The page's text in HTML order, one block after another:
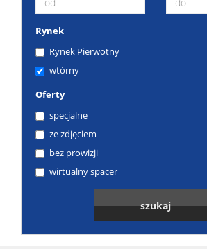
Rynek
Rynek Pierwotny
wtórny
Oferty
specjalne
ze zdjęciem
bez prowizji
wirtualny spacer